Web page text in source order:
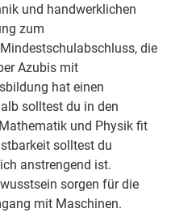
und handwerklichen
zum
die
Azubis mit
hat einen
solltest du in den
und Physik fit
solltest du
anstrengend ist.
sorgen für die
mit Maschinen.